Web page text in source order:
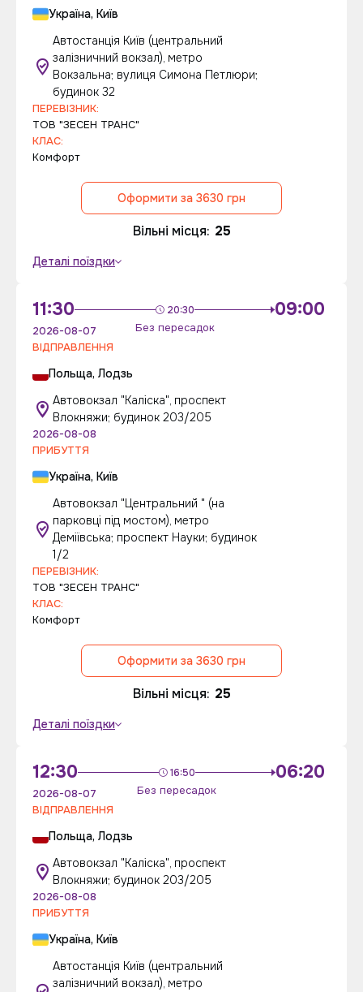
Україна, Київ
Автостанція Київ (центральний
залізничний вокзал), метро
Вокзальна; вулиця Симона Петлюри;
будинок 32
ПЕРЕВІЗНИК:
ТОВ "ЗЕСЕН ТРАНС"
КЛАС:
Комфорт
Оформити за 3630 грн
Вільні місця: 25
Деталі поїздки
11:30 20:30
Без пересадок
09:00
2026-08-07
ВІДПРАВЛЕННЯ
Польща, Лодзь
Автовокзал "Каліска", проспект
Влокняжи; будинок 203/205
2026-08-08
ПРИБУТТЯ
Україна, Київ
Автовокзал "Центральний " (на
парковці під мостом), метро
Деміївська; проспект Науки; будинок
1/2
ПЕРЕВІЗНИК:
ТОВ "ЗЕСЕН ТРАНС"
КЛАС:
Комфорт
Оформити за 3630 грн
Вільні місця: 25
Деталі поїздки
12:30 16:50
Без пересадок
06:20
2026-08-07
ВІДПРАВЛЕННЯ
Польща, Лодзь
Автовокзал "Каліска", проспект
Влокняжи; будинок 203/205
2026-08-08
ПРИБУТТЯ
Україна, Київ
Автостанція Київ (центральний
залізничний вокзал), метро